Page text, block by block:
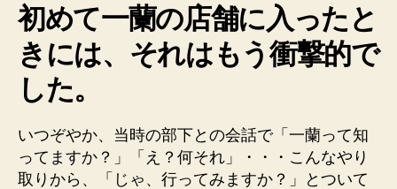
ン
が
決
お
め
初めて一蘭の店舗に入ったと
きには、それはもう衝撃的で
した。
いつぞやか、当時の部下との会話で「一蘭って知
ってますか？」「え？何それ」・・・こんなやり
取りから、「じゃ、行ってみますか？」とついて